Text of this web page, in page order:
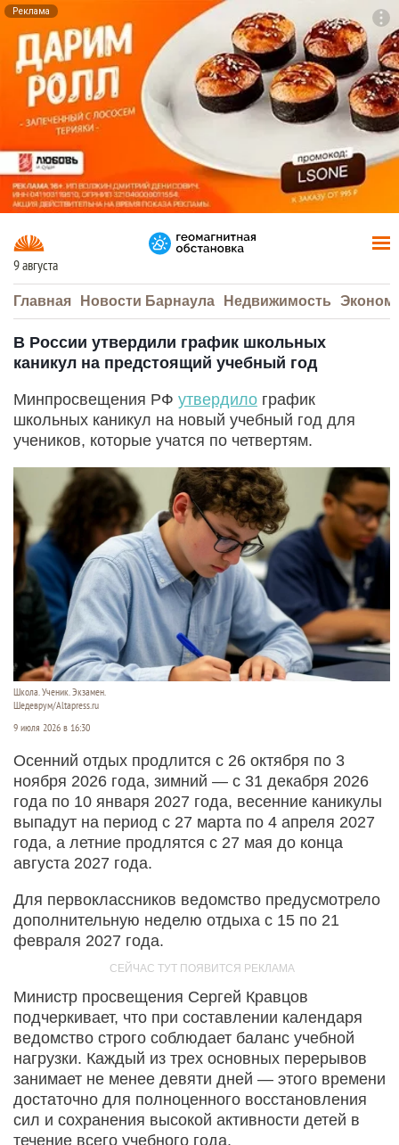
Реклама
9 августа
Главная Новости Барнаула Недвижимость
В России утвердили график школьных
каникул на предстоящий учебный год
Минпросвещения РФ утвердило график
школьных каникул на новый учебный год для
учеников, которые учатся по четвертям.
Школа. Ученик. Экзамен.
Шедеврум/Altapress.ru
9 июля 2026 в 16:30
Осенний отдых продлится с 26 октября по 3
ноября 2026 года, зимний — с 31 декабря 2026
года по 10 января 2027 года, весенние каникулы
выпадут на период с 27 марта по 4 апреля 2027
года, а летние продлятся с 27 мая до конца
августа 2027 года.
Для первоклассников ведомство предусмотрело
дополнительную неделю отдыха с 15 по 21
февраля 2027 года.
Министр просвещения Сергей Кравцов
подчеркивает, что при составлении календаря
ведомство строго соблюдает баланс учебной
нагрузки. Каждый из трех основных перерывов
занимает не менее девяти дней — этого времени
достаточно для полноценного восстановления
сил и сохранения высокой активности детей в
течение всего учебного года.